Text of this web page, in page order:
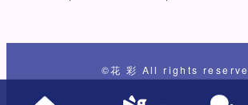
©花 彩 All rights